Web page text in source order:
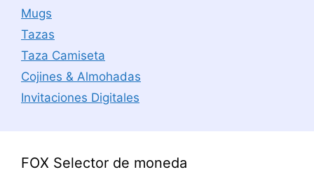
Mugs
Tazas
Taza Camiseta
Cojines & Almohadas
Invitaciones Digitales
FOX Selector de moneda